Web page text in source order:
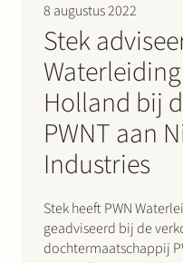
8 augustus 2022
Stek
Holland bij
PWNT aan
Industries
Stek heeft PWN
geadviseerd bij de
dochtermaatschappij